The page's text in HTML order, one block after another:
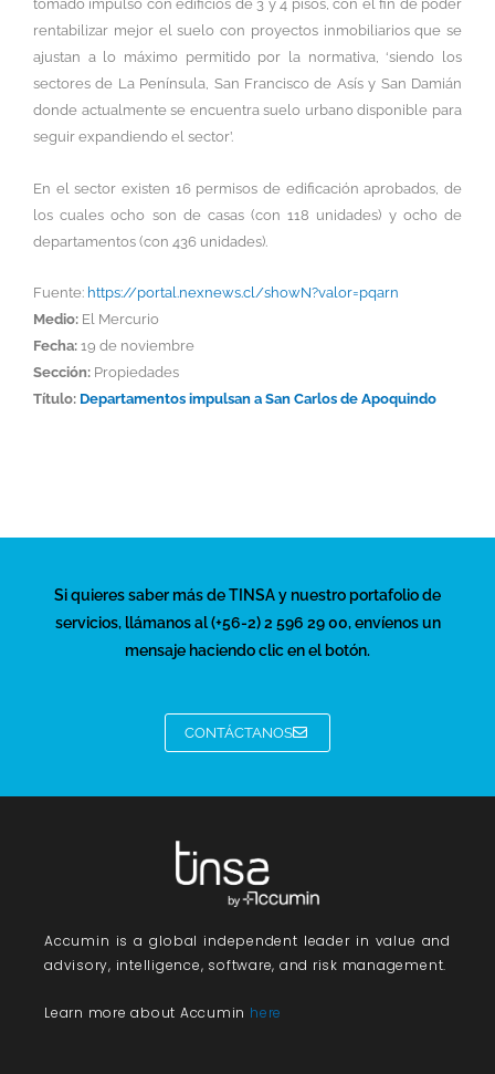
tomado impulso con edificios de 3 y 4 pisos, con el fin de poder
rentabilizar mejor el suelo con proyectos inmobiliarios que se
ajustan a lo máximo permitido por la normativa, ‘siendo los
sectores de La Península, San Francisco de Asís y San Damián
donde actualmente se encuentra suelo urbano disponible para
seguir expandiendo el sector’.
En el sector existen 16 permisos de edificación aprobados, de
los cuales ocho son de casas (con 118 unidades) y ocho de
departamentos (con 436 unidades).
Fuente: https://portal.nexnews.cl/showN?valor=pqarn
Medio: El Mercurio
Fecha: 19 de noviembre
Sección: Propiedades
Título: Departamentos impulsan a San Carlos de Apoquindo
Si quieres saber más de TINSA y nuestro portafolio de
servicios, llámanos al (+56-2) 2 596 29 00, envíenos un
mensaje haciendo clic en el botón.
CONTÁCTANOS
Accumin is a global independent leader in value and
advisory, intelligence, software, and risk management.
Learn more about Accumin here